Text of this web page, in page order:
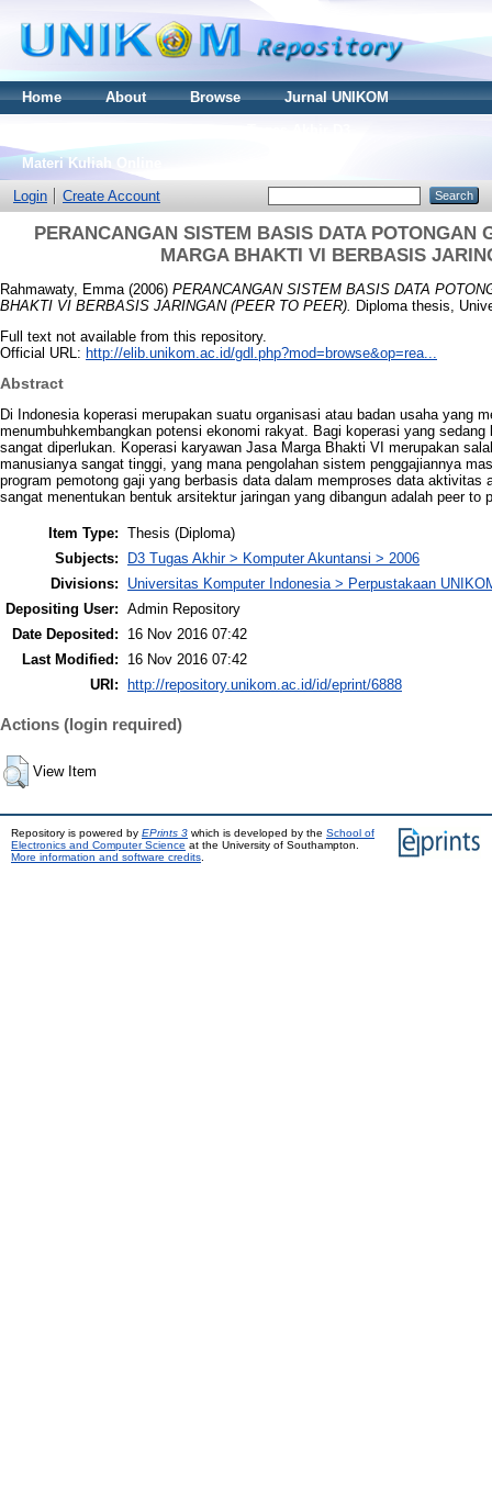
Home About Browse
Jurnal UNIKOM
Materi Kuliah Online
Login
Create Account
PERANCANGAN SISTEM BASIS DATA POTONGAN
MARGA BHAKTI VI BERBASIS
Rahmawaty, Emma (2006) PERANCANGAN SISTEM BASIS DATA
BHAKTI VI BERBASIS JARINGAN (PEER TO PEER).
Diploma thesis,
Full text not available from this repository.
Official URL: http://elib.unikom.ac.id/gdl.php?mod=browse&op=rea...
Abstract
Di Indonesia koperasi merupakan suatu organisasi atau badan usaha yang
menumbuhkembangkan potensi ekonomi rakyat. Bagi koperasi yang
sangat diperlukan. Koperasi karyawan Jasa Marga Bhakti VI merupakan
manusianya sangat tinggi, yang mana pengolahan sistem penggajiannya
program pemotong gaji yang berbasis data dalam memproses data aktivitas
sangat menentukan bentuk arsitektur jaringan yang dibangun adalah peer to
Item Type: Thesis (Diploma)
Subjects:
D3 Tugas Akhir > Komputer Akuntansi > 2006
Divisions:
Universitas Komputer Indonesia > Perpustakaan
Depositing User: Admin Repository
Date Deposited:
16 Nov 2016 07:42
Last Modified:
16 Nov 2016 07:42
URI:
http://repository.unikom.ac.id/id/eprint/6888
Actions (login required)
View Item
Repository is powered by EPrints 3 which is developed by the School of
Electronics and Computer Science at the University of Southampton.
More information and software credits